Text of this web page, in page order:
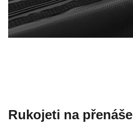
Rukojeti na